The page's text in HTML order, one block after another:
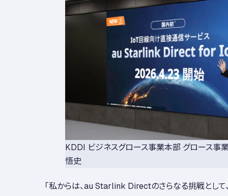
KDDI ビジネスグロース事業本部 グロース事
悟史
「私からは、au Starlink Directのさらなる挑戦とし